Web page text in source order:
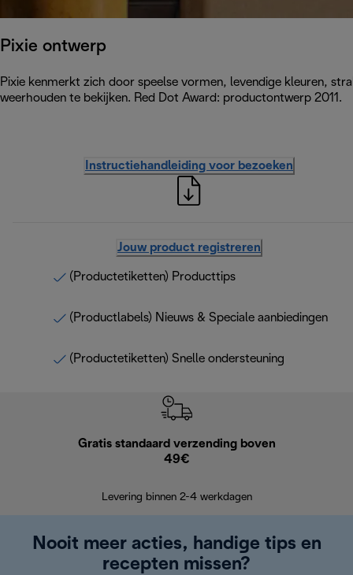
Pixie ontwerp
Pixie kenmerkt zich door speelse vormen, levendige kleuren,
weerhouden te bekijken. Red Dot Award: productontwerp 2011.
Instructiehandleiding voor bezoeken
Jouw product registreren
(Productetiketten) Producttips
(Productlabels) Nieuws & Speciale aanbiedingen
(Productetiketten) Snelle ondersteuning
Gratis standaard verzending boven
49€
Levering binnen 2-4 werkdagen
Nooit meer acties, handige tips en
recepten missen?